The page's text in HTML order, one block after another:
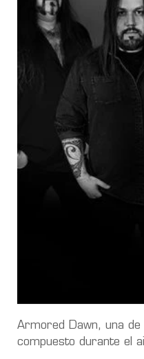
Armored Dawn, una
compuesto durante el